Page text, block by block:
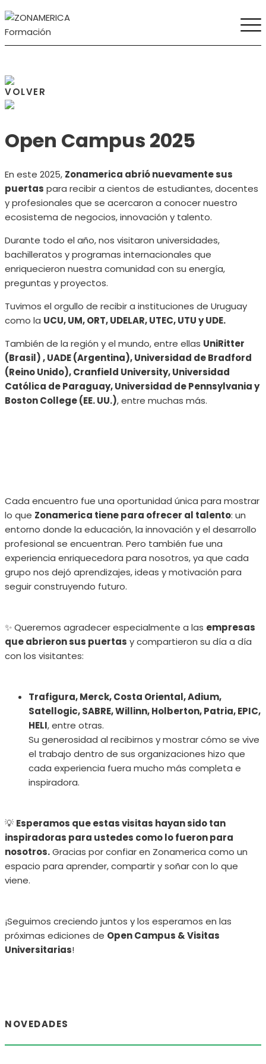
VOLVER
Open Campus 2025
En este 2025, Zonamerica abrió nuevamente sus
puertas para recibir a cientos de estudiantes, docentes
y profesionales que se acercaron a conocer nuestro
ecosistema de negocios, innovación y talento.
Durante todo el año, nos visitaron universidades,
bachilleratos y programas internacionales que
enriquecieron nuestra comunidad con su energía,
preguntas y proyectos.
Tuvimos el orgullo de recibir a instituciones de Uruguay
como la UCU, UM, ORT, UDELAR, UTEC, UTU y UDE.
También de la región y el mundo, entre ellas UniRitter
(Brasil), UADE (Argentina), Universidad de Bradford
(Reino Unido), Cranfield University, Universidad
Católica de Paraguay, Universidad de Pennsylvania y
Boston College (EE. UU.), entre muchas más.
Cada encuentro fue una oportunidad única para mostrar
lo que Zonamerica tiene para ofrecer al talento: un
entorno donde la educación, la innovación y el desarrollo
profesional se encuentran. Pero también fue una
experiencia enriquecedora para nosotros, ya que cada
grupo nos dejó aprendizajes, ideas y motivación para
seguir construyendo futuro.
✨ Queremos agradecer especialmente a las empresas
que abrieron sus puertas y compartieron su día a día
con los visitantes:
Trafigura, Merck, Costa Oriental, Adium,
Satellogic, SABRE, Willinn, Holberton, Patria, EPIC,
HELI, entre otras.
Su generosidad al recibirnos y mostrar cómo se vive
el trabajo dentro de sus organizaciones hizo que
cada experiencia fuera mucho más completa e
inspiradora.
💡 Esperamos que estas visitas hayan sido tan
inspiradoras para ustedes como lo fueron para
nosotros.Gracias por confiar en Zonamerica como un
espacio para aprender, compartir y soñar con lo que
viene.
¡Seguimos creciendo juntos y los esperamos en las
próximas ediciones de Open Campus & Visitas
Universitarias!
NOVEDADES